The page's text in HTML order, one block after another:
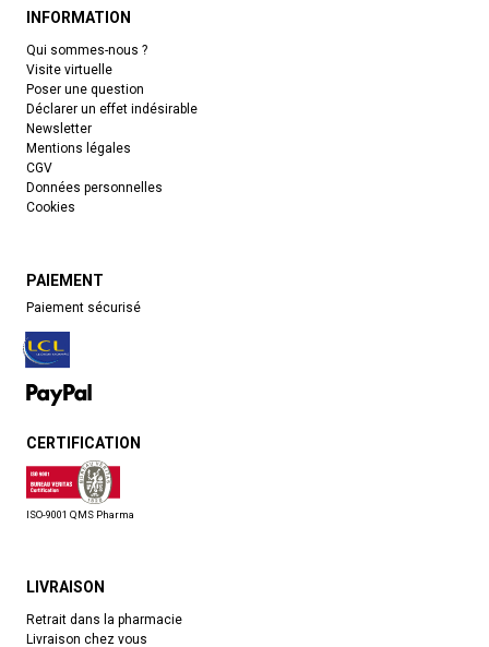
INFORMATION
Qui sommes-nous ?
Visite virtuelle
Poser une question
Déclarer un effet indésirable
Newsletter
Mentions légales
CGV
Données personnelles
Cookies
PAIEMENT
Paiement sécurisé
CERTIFICATION
ISO-9001 QMS Pharma
LIVRAISON
Retrait dans la pharmacie
Livraison chez vous